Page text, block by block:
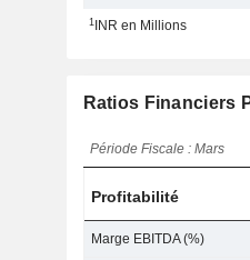
1INR en Millions
Ratios Financiers
Période Fiscale : Mars
Profitabilité
Marge EBITDA (%)